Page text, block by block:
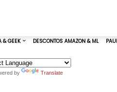
by Translate